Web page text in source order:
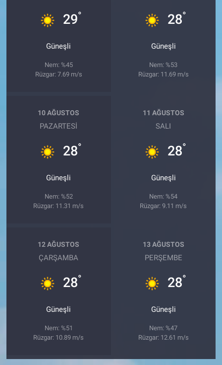
29°
Güneşli
Nem: %45
Rüzgar: 7.69 m/s
28°
Güneşli
Nem: %53
Rüzgar: 11.69 m/s
10 AĞUSTOS
PAZARTESI
28°
Güneşli
Nem: %52
Rüzgar: 11.31 m/s
11 AĞUSTOS
SALI
28°
Güneşli
Nem: %54
Rüzgar: 9.11 m/s
12 AĞUSTOS
ÇARŞAMBA
28°
Güneşli
Nem: %51
Rüzgar: 10.89 m/s
13 AĞUSTOS
PERŞEMBE
28°
Güneşli
Nem: %47
Rüzgar: 12.61 m/s